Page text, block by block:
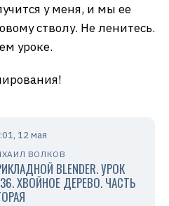
у меня, и мы ее
стволу. Не ленитесь.
уроке.
12 мая
ВОЛКОВ
BLENDER. УРОК
ХВОЙНОЕ ДЕРЕВО. ЧАСТЬ